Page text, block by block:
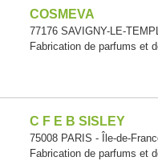
COSMEVA
77176 SAVIGNY-LE-
Fabrication de parfums et
C F E B SISLEY
75008 PARIS - Île-de-
Fabrication de parfums et